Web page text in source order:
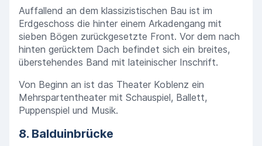
Auffallend an dem klassizistischen Bau ist im
Erdgeschoss die hinter einem Arkadengang mit
sieben Bögen zurückgesetzte Front. Vor dem nach
hinten gerücktem Dach befindet sich ein breites,
überstehendes Band mit lateinischer Inschrift.
Von Beginn an ist das Theater Koblenz ein
Mehrspartentheater mit Schauspiel, Ballett,
Puppenspiel und Musik.
8. Balduinbrücke